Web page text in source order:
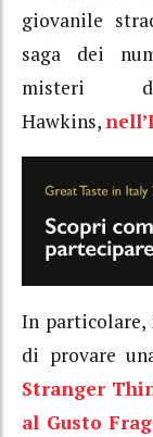
giovanile
saga dei
misteri
Hawkins,
In particolare,
di provare
Stranger
al Gusto